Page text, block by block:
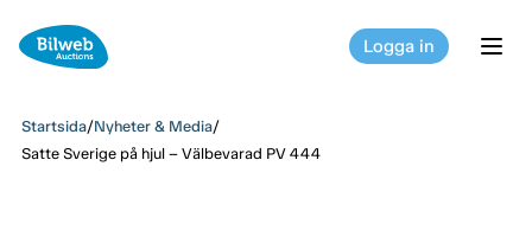
Logga in
Startsida/Nyheter & Media/
Satte Sverige på hjul – Välbevarad PV 444